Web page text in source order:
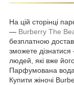
На цій сторінці
— Burberry The
безплатною
зможете
людей, які вже
Парфумована
Купити жіночі